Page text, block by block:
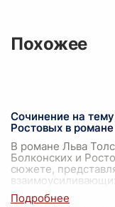
Похожее
Сочинение на
Ростовых в
В романе Льва
Болконских и
сюжете,